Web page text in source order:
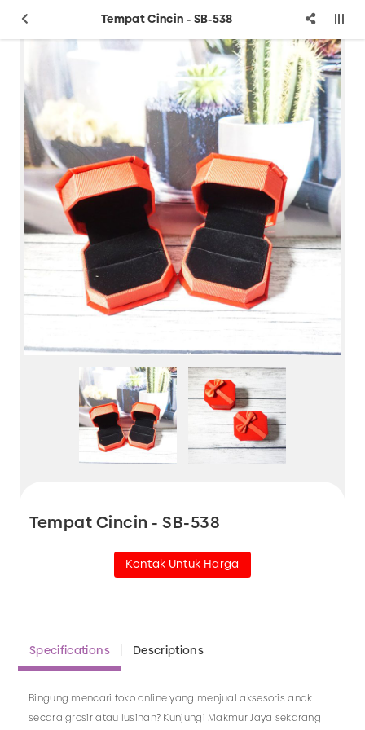
Tempat Cincin - SB-538
Tempat Cincin - SB-538
Kontak Untuk Harga
Specifications Descriptions
Bingung mencari toko online yang menjual aksesoris anak
secara grosir atau lusinan? Kunjungi Makmur Jaya sekarang